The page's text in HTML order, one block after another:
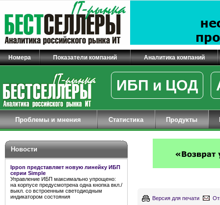
Номера Показатели компаний Аналитика компаний
ИБП и ЦОД
Проблемы и мнения Статистика Продукты
Новости
Ippon представляет новую линейку ИБП
серии Simple
Управление ИБП максимально упрощено:
на корпусе предусмотрена одна кнопка вкл./
выкл. со встроенным светодиодным
индикатором состояния
Версия для печати